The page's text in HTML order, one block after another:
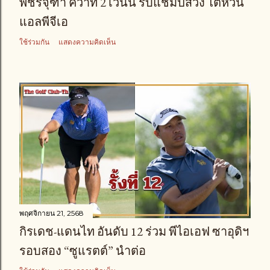
แอลพีจีเอ
ใช้ร่วมกัน แสดงความคิดเห็น
พฤศจิกายน 21, 2568
กิรเดช-แดนไท อันดับ 12 ร่วม พีไอเอฟ ซาอุดิฯ
รอบสอง “ซูแรตต์” นำต่อ